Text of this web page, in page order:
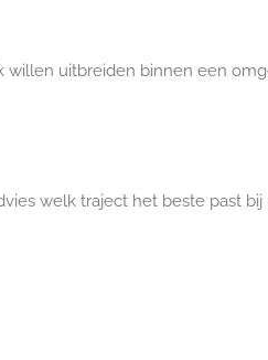
uitbreiden binnen een
welk traject het beste past